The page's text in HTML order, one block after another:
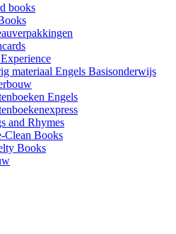
books
materiaal Engels Basisonderwijs
Engels
and Rhymes
Clean Books
Books